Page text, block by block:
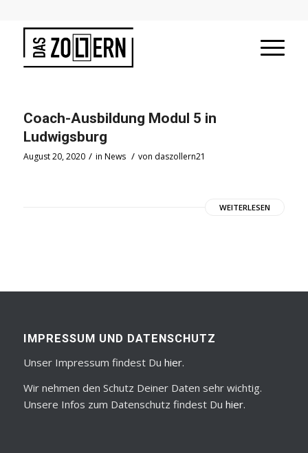
Coach-Ausbildung Modul 5 in
Ludwigsburg
August 20, 2020 / in News / von daszollern21
WEITERLESEN
IMPRESSUM UND DATENSCHUTZ
Unser Impressum findest Du hier.
Wir nehmen den Schutz Deiner Daten sehr wichtig.
Unsere Infos zum Datenschutz findest Du hier.